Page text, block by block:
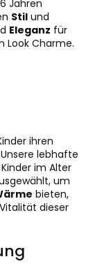
Jahren
Stil und
Eleganz für
Look Charme.
ihren
lebhafte
im Alter
um
bieten,
dieser